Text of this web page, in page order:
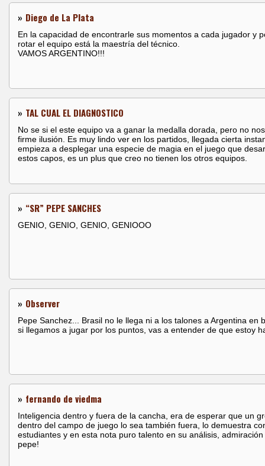
» Diego de La Plata
En la capacidad de encontrarle sus momentos a cada jugador y
rotar el equipo está la maestría del técnico.
VAMOS ARGENTINO!!!
» TAL CUAL EL DIAGNOSTICO
No se si el este equipo va a ganar la medalla dorada, pero no
firme ilusión. Es muy lindo ver en los partidos, llegada cierta
empieza a desplegar una especie de magia en el juego que
estos capos, es un plus que creo no tienen los otros equipos.
» “SR” PEPE SANCHES
GENIO, GENIO, GENIO, GENIOOO
» Observer
Pepe Sanchez... Brasil no le llega ni a los talones a Argentina en
si llegamos a jugar por los puntos, vas a entender de que estoy
» fernando de viedma
Inteligencia dentro y fuera de la cancha, era de esperar que un
dentro del campo de juego lo sea también fuera, lo demuestra
estudiantes y en esta nota puro talento en su análisis, admiración
pepe!